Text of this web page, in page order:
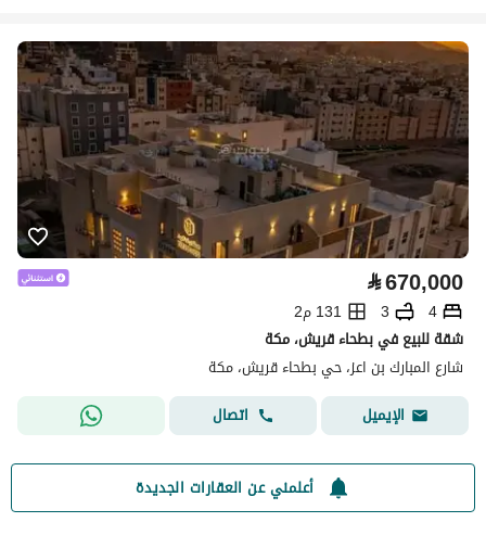
⃁670,000
4
3
131 م2
شقة للبيع في بطحاء قريش، مكة
شارع المبارك بن اعز، حي بطحاء قريش، مكة
الإيميل
اتصال
أعلمني عن العقارات الجديدة